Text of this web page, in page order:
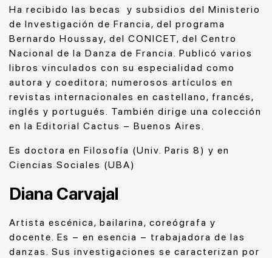
Ha recibido las becas y subsidios del Ministerio
de Investigación de Francia, del programa
Bernardo Houssay, del CONICET, del Centro
Nacional de la Danza de Francia. Publicó varios
libros vinculados con su especialidad como
autora y coeditora; numerosos artículos en
revistas internacionales en castellano, francés,
inglés y portugués. También dirige una colección
en la Editorial Cactus – Buenos Aires.
Es doctora en Filosofía (Univ. Paris 8) y en
Ciencias Sociales (UBA)
Diana Carvajal
Artista escénica, bailarina, coreógrafa y
docente. Es – en esencia – trabajadora de las
danzas. Sus investigaciones se caracterizan por